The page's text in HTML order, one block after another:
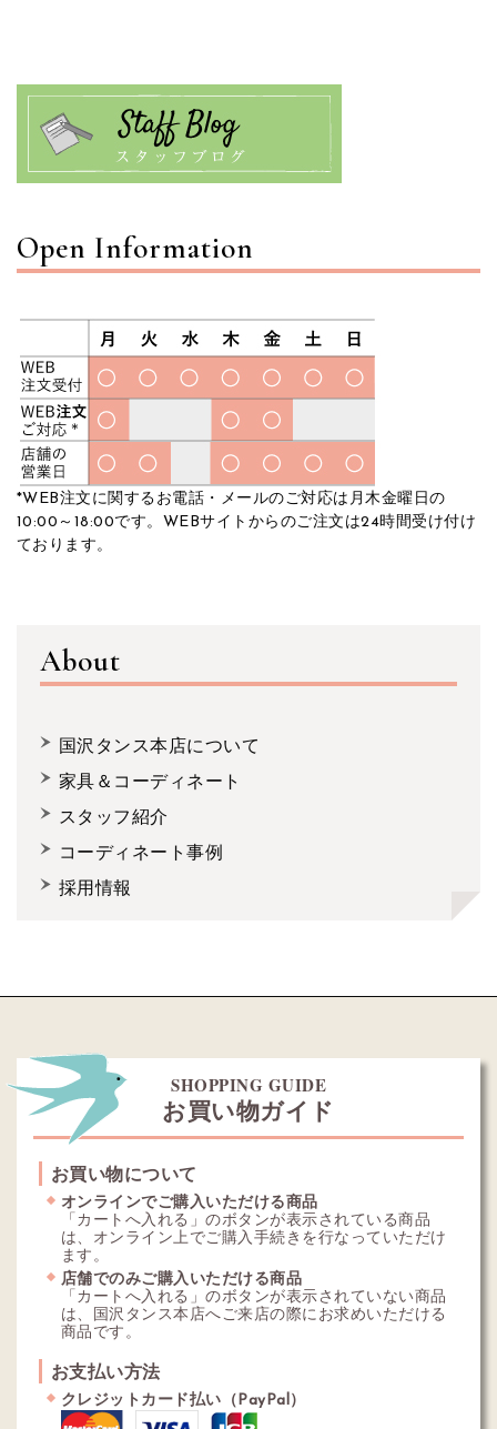
Open Information
*WEB注文に関するお電話・メールのご対応は月木金曜日の
10:00～18:00です。WEBサイトからのご注文は24時間受け付け
ております。
About
国沢タンス本店について
家具＆コーディネート
スタッフ紹介
コーディネート事例
採用情報
SHOPPING GUIDE
お買い物ガイド
お買い物について
オンラインでご購入いただける商品
「カートへ入れる」のボタンが表示されている商品
は、オンライン上でご購入手続きを行なっていただけ
ます。
店舗でのみご購入いただける商品
「カートへ入れる」のボタンが表示されていない商品
は、国沢タンス本店へご来店の際にお求めいただける
商品です。
お支払い方法
クレジットカード払い（PayPal）